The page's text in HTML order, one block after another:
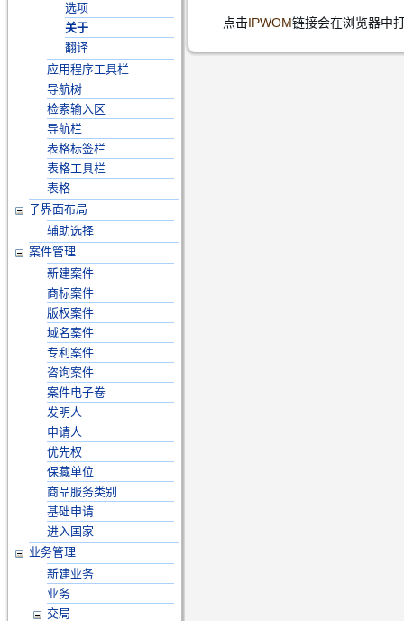
选项
关于
翻译
应用程序工具栏
导航树
检索输入区
导航栏
表格标签栏
表格工具栏
表格
子界面布局
辅助选择
案件管理
新建案件
商标案件
版权案件
域名案件
专利案件
咨询案件
案件电子卷
发明人
申请人
优先权
保藏单位
商品服务类别
基础申请
进入国家
业务管理
新建业务
业务
交局
点击IPWOM链接会在浏览器中